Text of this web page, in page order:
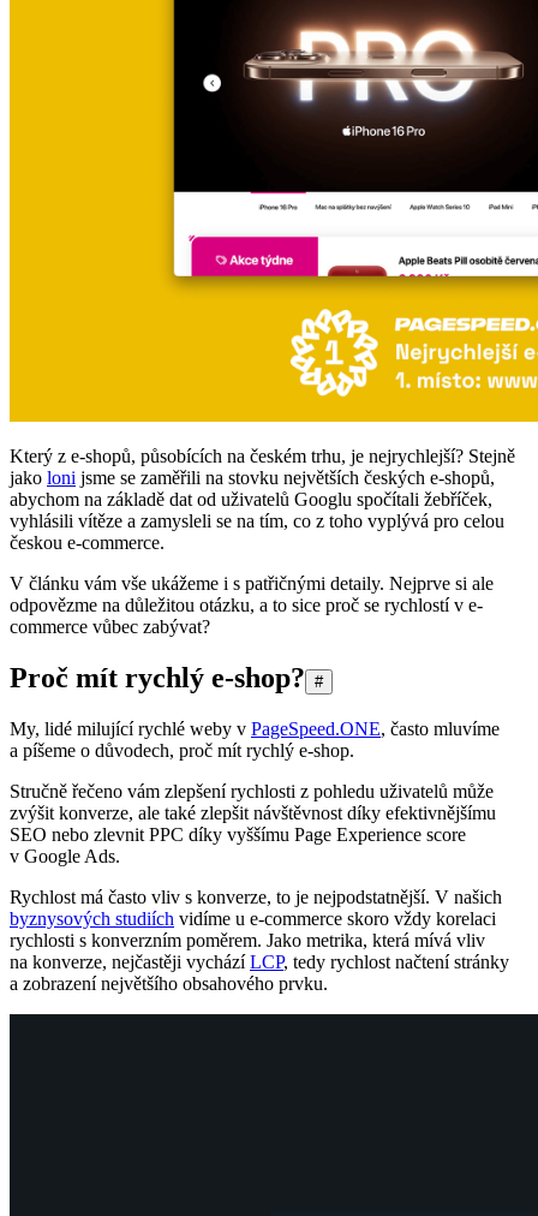
Který z e-shopů, působících na českém trhu, je nejrychlejší? Stejně
jako loni jsme se zaměřili na stovku největších českých e-shopů,
abychom na základě dat od uživatelů Googlu spočítali žebříček,
vyhlásili vítěze a zamysleli se na tím, co z toho vyplývá pro celou
českou e-commerce.
V článku vám vše ukážeme i s patřičnými detaily. Nejprve si ale
odpovězme na důležitou otázku, a to sice proč se rychlostí v e-
commerce vůbec zabývat?
Proč mít rychlý e-shop? #
My, lidé milující rychlé weby v PageSpeed.ONE, často mluvíme
a píšeme o důvodech, proč mít rychlý e-shop.
Stručně řečeno vám zlepšení rychlosti z pohledu uživatelů může
zvýšit konverze, ale také zlepšit návštěvnost díky efektivnějšímu
SEO nebo zlevnit PPC díky vyššímu Page Experience score
v Google Ads.
Rychlost má často vliv s konverze, to je nejpodstatnější. V našich
byznysových studiích vidíme u e-commerce skoro vždy korelaci
rychlosti s konverzním poměrem. Jako metrika, která mívá vliv
na konverze, nejčastěji vycházíLCP, tedy rychlost načtení stránky
a zobrazení největšího obsahového prvku.